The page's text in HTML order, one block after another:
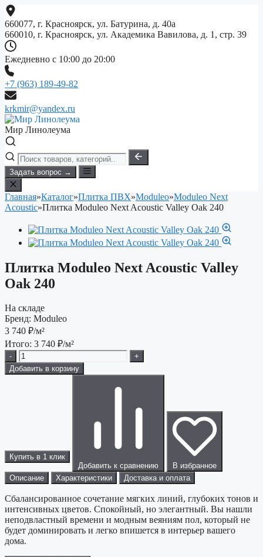
Перейти
к
содержимому
660077, г. Красноярск, ул. Батурина, д. 40а
660010, г. Красноярск, ул. Академика Вавилова, д. 1, стр. 39
Ежедневно с 10:00 до 20:00
+7 (963) 189-49-82
krkmir@yandex.ru
Мир Линолеума
Задать вопрос →
Главная»Каталог»Плитка ПВХ»Moduleo»Moduleo Next
Acoustic»Плитка Moduleo Next Acoustic Valley Oak 240
Плитка Moduleo Next Acoustic Valley
Oak 240
На складе
Бренд: Moduleo
3 740 ₽/м²
Итого: 3 740 ₽/м²
-
+
Добавить в корзину
Купить в 1 клик
Добавить к сравнению
В избранное
Описание
Характеристики Доставка и оплата
Сбалансированное сочетание мягких линий, глубоких тонов и
интенсивных цветов. Спокойный, но элегантный. Вы нашли
неподвластный времени и модным веяниям пол, который не
будет доминировать и легко впишется в интерьер вашего
дома.